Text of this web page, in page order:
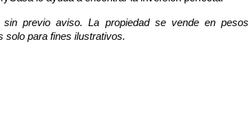
previo aviso. La propiedad se vende en pesos
solo para fines ilustrativos.